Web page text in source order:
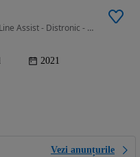
1987 cm3 • 184 CP • JBL - RCTA - BSM - Line Assist - Distronic - Bi-Tone
2021
Vezi anunțurile